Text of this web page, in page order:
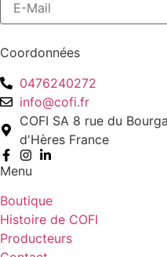
Coordonnées
0476240272
info@cofi.fr
COFI SA 8 rue du
d'Hères France
Menu
Boutique
Histoire de COFI
Producteurs